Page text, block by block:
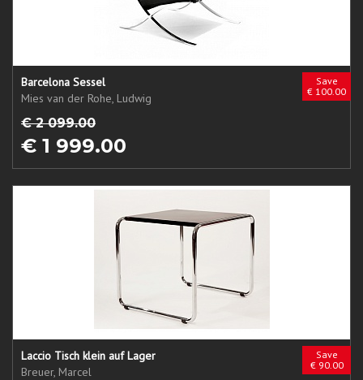
Save
€ 100.00
Barcelona Sessel
Mies van der Rohe, Ludwig
€ 2 099.00
€ 1 999.00
Save
€ 90.00
Laccio Tisch klein auf Lager
Breuer, Marcel